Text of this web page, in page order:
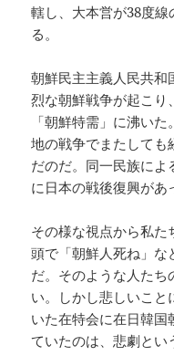
轄し、大本営が38度
る。
朝鮮民主主義人民共和
烈な朝鮮戦争が起こり
「朝鮮特需」に沸い
地の戦争でまたしても
だのだ。同一民族によ
に日本の戦後復興があ
その様な視点から私
頭で「朝鮮人死ね」な
だ。そのような人たち
い。しかし悲しいこと
いた在特会に在日韓国
ていたのは、悲劇とい